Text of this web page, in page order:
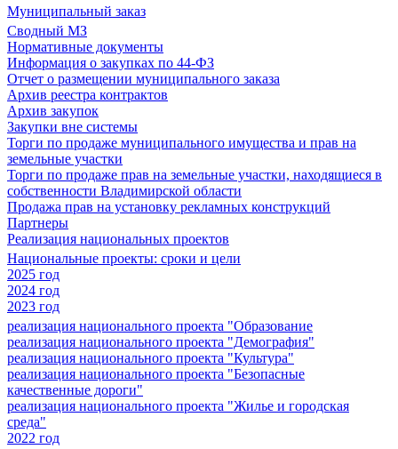
Муниципальный заказ
Сводный МЗ
Нормативные документы
Информация о закупках по 44-ФЗ
Отчет о размещении муниципального заказа
Архив реестра контрактов
Архив закупок
Закупки вне системы
Торги по продаже муниципального имущества и прав на
земельные участки
Торги по продаже прав на земельные участки, находящиеся в
собственности Владимирской области
Продажа прав на установку рекламных конструкций
Партнеры
Реализация национальных проектов
Национальные проекты: сроки и цели
2025 год
2024 год
2023 год
реализация национального проекта "Образование
реализация национального проекта "Демография"
реализация национального проекта "Культура"
реализация национального проекта "Безопасные
качественные дороги"
реализация национального проекта "Жилье и городская
среда"
2022 год